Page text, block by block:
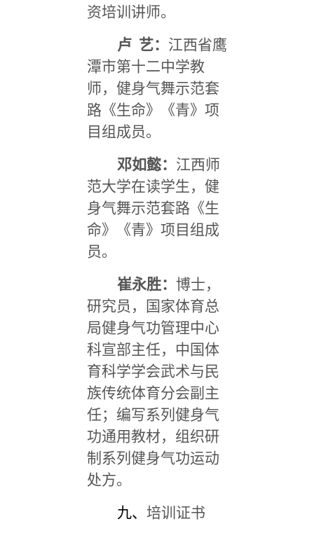
资培训讲师。
卢 艺： 江西省鹰
潭市第十二中学教
师，健身气舞示范套
路《生命》《青》项
目组成员。
邓如懿： 江西师
范大学在读学生，健
身气舞示范套路《生
命》《青》项目组成
员。
崔永胜： 博士，
研究员，国家体育总
局健身气功管理中心
科宣部主任，中国体
育科学学会武术与民
族传统体育分会副主
任；编写系列健身气
功通用教材，组织研
制系列健身气功运动
处方。
九、 培训证书